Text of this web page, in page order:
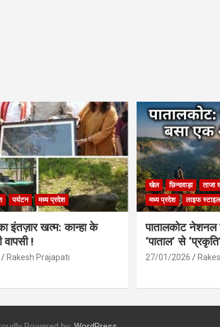
पर्यटन मध्य प्रदेश
इंतज़ार खत्म: कान्हा के
वापसी !
Rakesh Prajapati
खेल छिन्दवाड़ा ताजा
मध्य प्रदेश
लाइफ स्टाइल
पातालकोट
‘पाताल’ से
27/01/2026